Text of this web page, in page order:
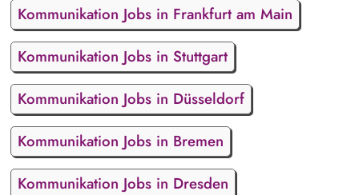
Kommunikation Jobs in Frankfurt am Main
Kommunikation Jobs in Stuttgart
Kommunikation Jobs in Düsseldorf
Kommunikation Jobs in Bremen
Kommunikation Jobs in Dresden